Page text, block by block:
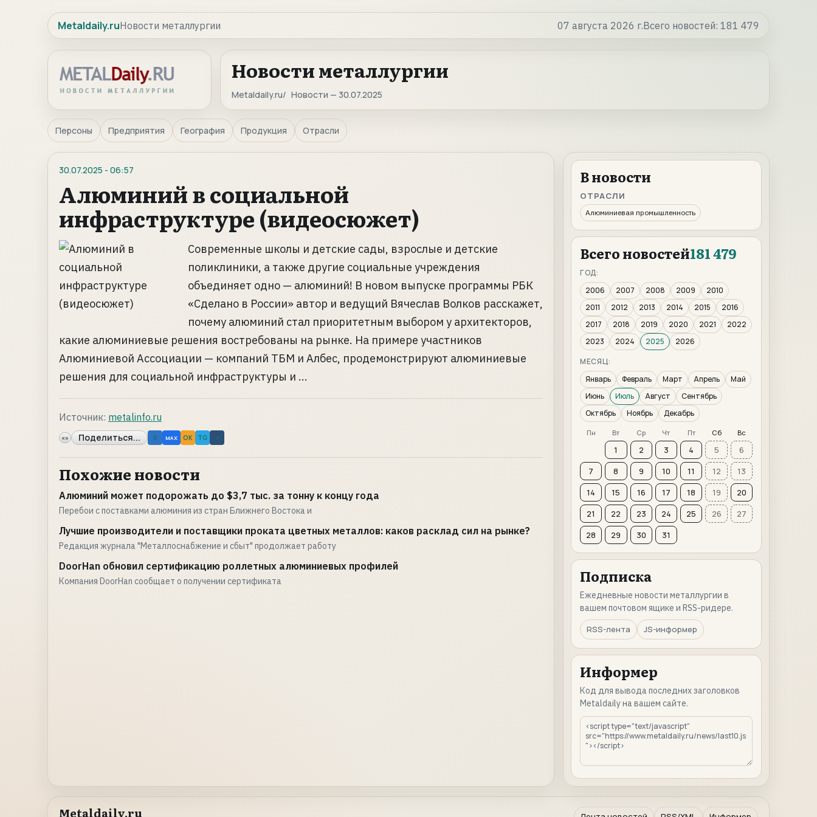
Metaldaily.ruНовости металлургии 07 августа 2026 г.Всего новостей: 181 479
Новости металлургии
Metaldaily.ru Новости — 30.07.2025
Персоны Предприятия География Продукция Отрасли
30.07.2025 - 06:57
Алюминий в социальной
инфраструктуре (видеосюжет)
Современные школы и детские сады, взрослые и детские
поликлиники, а также другие социальные учреждения
объединяет одно — алюминий! В новом выпуске программы РБК
«Сделано в России» автор и ведущий Вячеслав Волков расскажет,
почему алюминий стал приоритетным выбором у архитекторов,
какие алюминиевые решения востребованы на рынке. На примере участников
Алюминиевой Ассоциации — компаний ТБМ и Албес, продемонстрируют алюминиевые
решения для социальной инфраструктуры и ...
Источник: metalinfo.ru
«» Поделиться... B MAX OK TG ↗
Похожие новости
Алюминий может подорожать до $3,7 тыс. за тонну к концу года
Перебои с поставками алюминия из стран Ближнего Востока и
Лучшие производители и поставщики проката цветных металлов: каков расклад сил на рынке?
Редакция журнала "Металлоснабжение и сбыт" продолжает работу
DoorHan обновил сертификацию роллетных алюминиевых профилей
Компания DoorHan сообщает о получении сертификата
В новости
ОТРАСЛИ
Алюминиевая промышленность
Всего новостей181 479
ГОД:
2006
2007 2008 2009
2010
2011
2012 2013 2014 2015
2016
2017
2018 2019 2020 2021
2022
2023
2024 2025
2026
МЕСЯЦ:
Январь
Февраль Март Апрель
Май
Июнь
Июль Август
Сентябрь
Октябрь
Ноябрь Декабрь
Пн Вт Ср Чт Пт Сб Вс
1 2 3 4 5
6
7
8 9 10 11 12
13
14
15 16 17 18 19
20
21
22 23 24 25 26
27
28
29 30 31
Подписка
Ежедневные новости металлургии в
вашем почтовом ящике и RSS-ридере.
RSS-лента
JS-информер
Информер
Код для вывода последних заголовков
Metaldaily на вашем сайте.
Metaldaily.ru